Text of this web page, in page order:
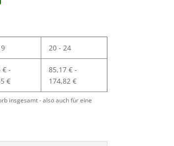
20 - 24
€-
€
85,17 €-
174,82 €
insgesamt - also auch für eine